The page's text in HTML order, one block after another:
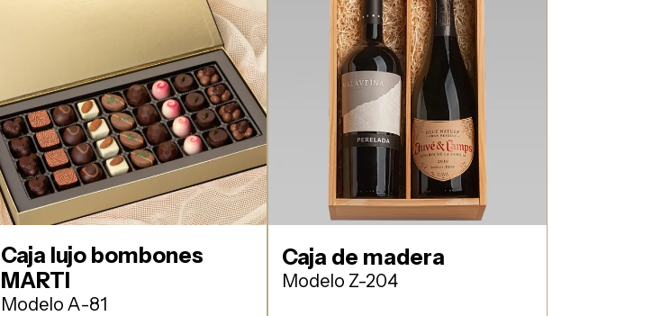
Caja lujo bombones
MARTI
Modelo A-81
Caja de madera
Modelo Z-204